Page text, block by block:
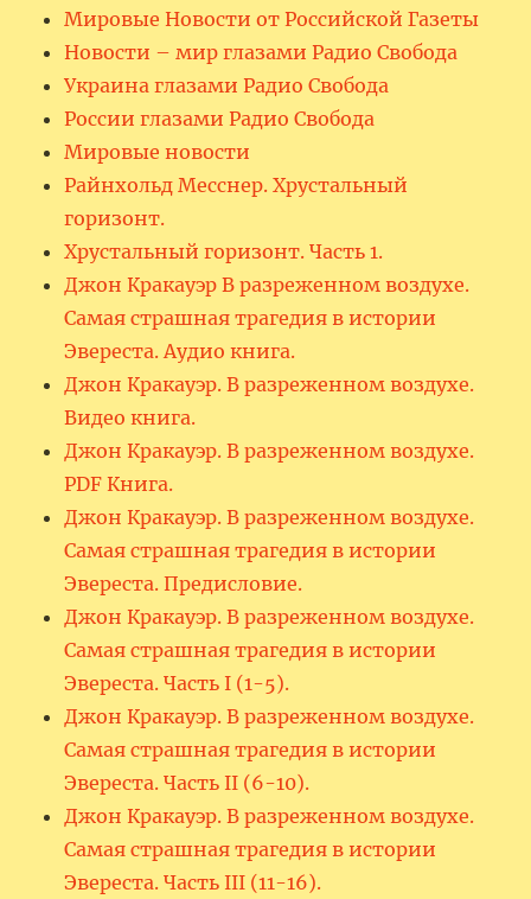
Мировые Новости от Российской Газеты
Новости – мир глазами Радио Свобода
Украина глазами Радио Свобода
России глазами Радио Свобода
Мировые новости
Райнхольд Месснер. Хрустальный
горизонт.
Хрустальный горизонт. Часть 1.
Джон Кракауэр В разреженном воздухе.
Самая страшная трагедия в истории
Эвереста. Аудио книга.
Джон Кракауэр. В разреженном воздухе.
Видео книга.
Джон Кракауэр. В разреженном воздухе.
PDF Книга.
Джон Кракауэр. В разреженном воздухе.
Самая страшная трагедия в истории
Эвереста. Предисловие.
Джон Кракауэр. В разреженном воздухе.
Самая страшная трагедия в истории
Эвереста. Часть I (1-5).
Джон Кракауэр. В разреженном воздухе.
Самая страшная трагедия в истории
Эвереста. Часть II (6-10).
Джон Кракауэр. В разреженном воздухе.
Самая страшная трагедия в истории
Эвереста. Часть III (11-16).